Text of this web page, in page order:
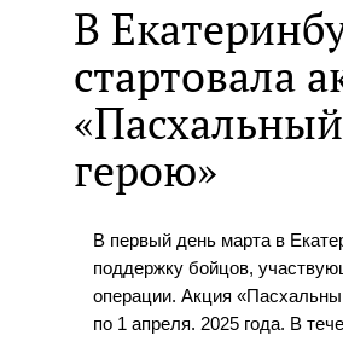
В
стартовала
герою»
В первый день марта в
поддержку бойцов,
операции. Акция
по 1 апреля. 2025 года. В